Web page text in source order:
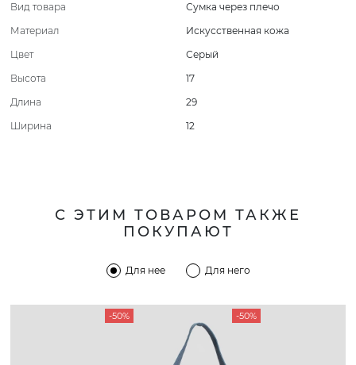
Вид товара
Сумка через плечо
Материал
Искусственная кожа
Цвет
Серый
Высота
17
Длина
29
Ширина
12
С ЭТИМ ТОВАРОМ ТАКЖЕ
ПОКУПАЮТ
Для нее Для него
-50% -50%